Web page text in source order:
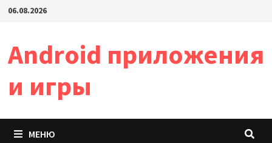
Перейти
06.08.2026
Android приложения
и игры
МЕНЮ